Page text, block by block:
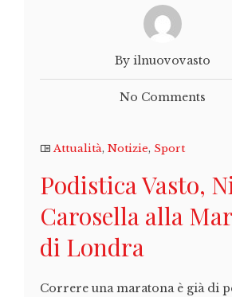
By ilnuovovasto
No Comments
Attualità, Notizie, Sport
Podistica Vasto,
Carosella alla
di Londra
Correre una maratona è già di